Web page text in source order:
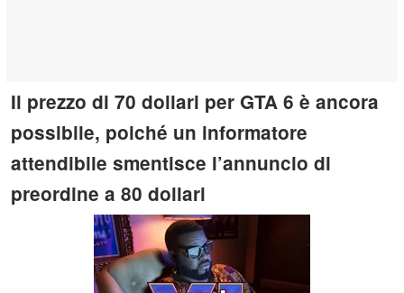
Il prezzo di 70 dollari per GTA 6 è ancora
possibile, poiché un informatore
attendibile smentisce l’annuncio di
preordine a 80 dollari